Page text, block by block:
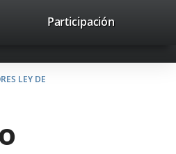
Participación
LEY DE